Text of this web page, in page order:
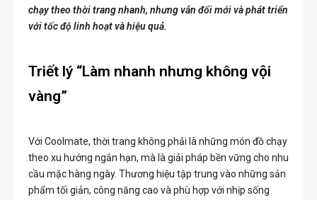
chạy theo thời trang nhanh, nhưng vẫn đổi mới và phát triển
với tốc độ linh hoạt và hiệu quả.
Triết lý “Làm nhanh nhưng không vội
vàng”
Với Coolmate, thời trang không phải là những món đồ chạy
theo xu hướng ngắn hạn, mà là giải pháp bền vững cho nhu
cầu mặc hàng ngày. Thương hiệu tập trung vào những sản
phẩm tối giản, công năng cao và phù hợp với nhịp sống